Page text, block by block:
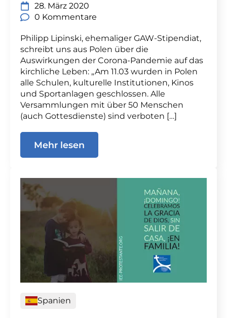
28. März 2020
0 Kommentare
Philipp Lipinski, ehemaliger GAW-Stipendiat,
schreibt uns aus Polen über die
Auswirkungen der Corona-Pandemie auf das
kirchliche Leben: „Am 11.03 wurden in Polen
alle Schulen, kulturelle Institutionen, Kinos
und Sportanlagen geschlossen. Alle
Versammlungen mit über 50 Menschen
(auch Gottesdienste) sind verboten […]
Mehr lesen
Spanien